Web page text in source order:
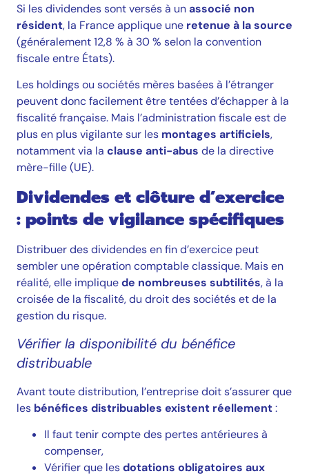
Si les dividendes sont versés à unassocié non
résident, la France applique une retenue à la source
(généralement 12,8 % à 30 % selon la convention
fiscale entre États).
Les holdings ou sociétés mères basées à l’étranger
peuvent donc facilement être tentées d’échapper à la
fiscalité française. Mais l’administration fiscale est de
plus en plus vigilante sur les montages artificiels,
notamment via la clause anti-abus de la directive
mère-fille (UE).
Dividendes et clôture d’exercice
: points de vigilance spécifiques
Distribuer des dividendes en fin d’exercice peut
sembler une opération comptable classique. Mais en
réalité, elle impliquede nombreuses subtilités, à la
croisée de la fiscalité, du droit des sociétés et de la
gestion du risque.
Vérifier la disponibilité du bénéfice
distribuable
Avant toute distribution, l’entreprise doit s’assurer que
les bénéfices distribuables existent réellement:
Il faut tenir compte des pertes antérieures à
compenser,
Vérifier que lesdotations obligatoires aux